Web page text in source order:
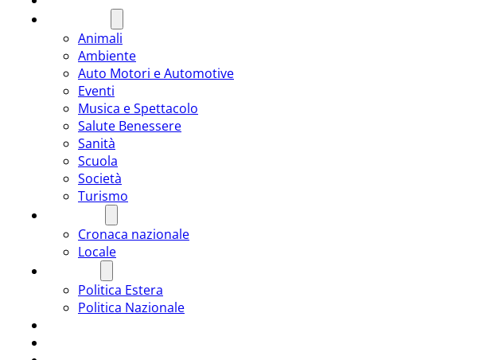
Animali
Ambiente
Auto Motori e Automotive
Eventi
Musica e Spettacolo
Salute Benessere
Sanità
Scuola
Società
Turismo
Cronaca nazionale
Locale
Politica Estera
Politica Nazionale